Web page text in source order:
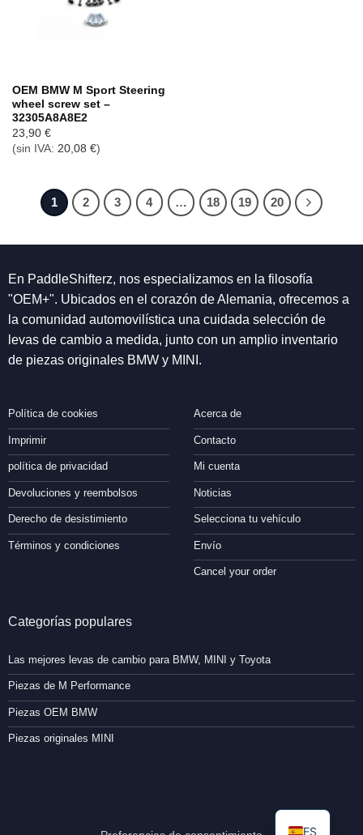
OEM BMW M Sport Steering
wheel screw set –
32305A8A8E2
23,90 €
(sin IVA: 20,08 €)
1 2 3 4 … 18 19 20
En PaddleShifterz, nos especializamos en la filosofía
"OEM+". Ubicados en el corazón de Alemania, ofrecemos a
la comunidad automovilística una cuidada selección de
levas de cambio a medida, junto con un amplio inventario
de piezas originales BMW y MINI.
Política de cookies
Imprimir
política de privacidad
Devoluciones y reembolsos
Derecho de desistimiento
Términos y condiciones
Acerca de
Contacto
Mi cuenta
Noticias
Selecciona tu vehículo
Envío
Cancel your order
Categorías populares
Las mejores levas de cambio para BMW, MINI y Toyota
Piezas de M Performance
Piezas OEM BMW
Piezas originales MINI
ES